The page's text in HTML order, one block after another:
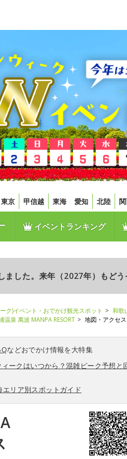
東京 甲信越 東海 愛知 北陸
イベントランキング
した。来年（2027年）もどう
ク)イベント・おでかけ観光スポット
和歌
温泉 萬波 MANPA RESORT 地図・アクセス
などおでかけ情報を大特集
ークはいつから？混雑ピーク予想と
リア別スポットガイド